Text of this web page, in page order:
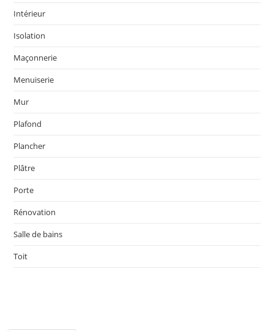
Intérieur
Isolation
Maçonnerie
Menuiserie
Mur
Plafond
Plancher
Plâtre
Porte
Rénovation
Salle de bains
Toit